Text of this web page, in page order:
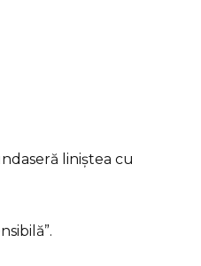
liniștea cu